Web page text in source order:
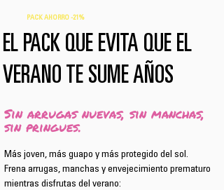
PACK AHORRO -21%
EL PACK QUE EVITA QUE EL
VERANO TE SUME AÑOS
Sin arrugas nuevas, sin manchas,
sin pringues.
Más joven, más guapo y más protegido del sol.
Frena arrugas, manchas y envejecimiento prematuro
mientras disfrutas del verano: